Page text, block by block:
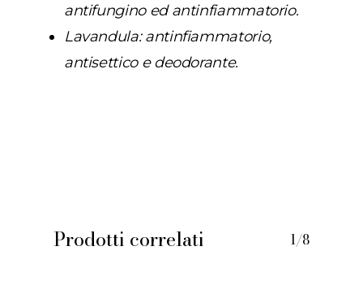
antifungino ed antinfiammatorio.
Lavandula: antinfiammatorio,
antisettico e deodorante.
Prodotti correlati 1/8